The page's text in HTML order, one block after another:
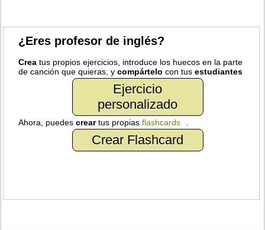
¿Eres profesor de inglés?
Crea tus propios ejercicios, introduce los huecos en la parte
de canción que quieras, ycompártelo con tusestudiantes
Ejercicio
personalizado
Ahora, puedescreartus propiasflashcards
Crear Flashcard